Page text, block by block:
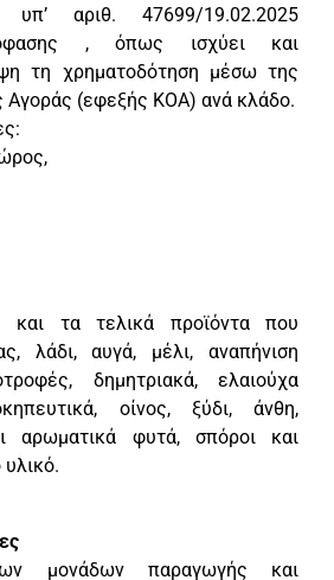
αριθ. 47699/19.02.2025
, όπως ισχύει και
τη χρηματοδότηση μέσω της
Αγοράς (εφεξής ΚΟΑ) ανά κλάδο.
τα τελικά προϊόντα που
λάδι, αυγά, μέλι, αναπήνιση
δημητριακά, ελαιούχα
οίνος, ξύδι, άνθη,
αρωματικά φυτά, σπόροι και
μονάδων παραγωγής και